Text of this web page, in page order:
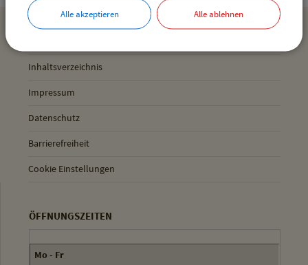
Inhaltsverzeichnis
Impressum
Datenschutz
Barrierefreiheit
Cookie Einstellungen
ÖFFNUNGSZEITEN
Mo - Fr
Alle akzeptieren Alle ablehnen